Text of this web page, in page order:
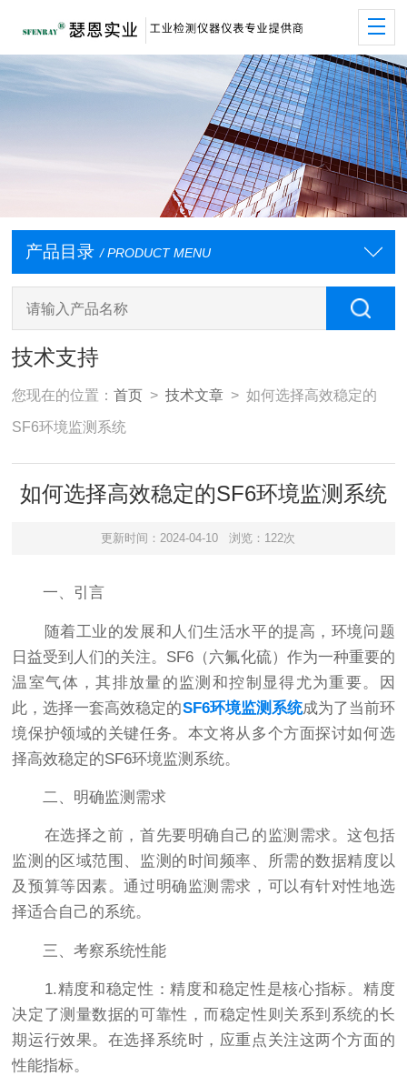
产品目录 / PRODUCT MENU
技术支持
您现在的位置：首页 >技术文章 > 如何选择高效稳定的
SF6环境监测系统
如何选择高效稳定的SF6环境监测系统
更新时间：2024-04-10 浏览：122次
一、引言
随着工业的发展和人们生活水平的提高，环境问题
日益受到人们的关注。SF6（六氟化硫）作为一种重要的
温室气体，其排放量的监测和控制显得尤为重要。因
此，选择一套高效稳定的SF6环境监测系统成为了当前环
境保护领域的关键任务。本文将从多个方面探讨如何选
择高效稳定的SF6环境监测系统。
二、明确监测需求
在选择之前，首先要明确自己的监测需求。这包括
监测的区域范围、监测的时间频率、所需的数据精度以
及预算等因素。通过明确监测需求，可以有针对性地选
择适合自己的系统。
三、考察系统性能
1.精度和稳定性：精度和稳定性是核心指标。精度
决定了测量数据的可靠性，而稳定性则关系到系统的长
期运行效果。在选择系统时，应重点关注这两个方面的
性能指标。